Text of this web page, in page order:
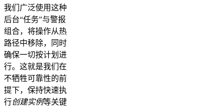
我们广泛使用这种
后台“任务”与警报
组合，将操作从热
路径中移除，同时
确保一切按计划进
行。这就是我们在
不牺牲可靠性的前
提下，保持快速执
行创建实例等关键